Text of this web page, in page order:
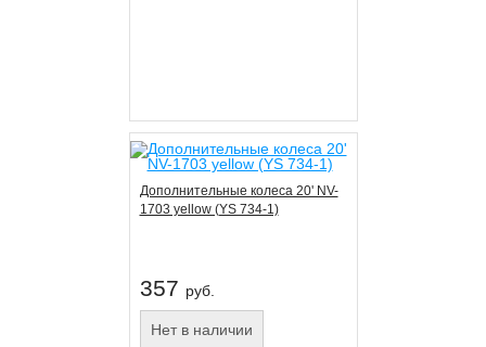
Дополнительные колеса 20' NV-
1703 yellow (YS 734-1)
357 руб.
Нет в наличии